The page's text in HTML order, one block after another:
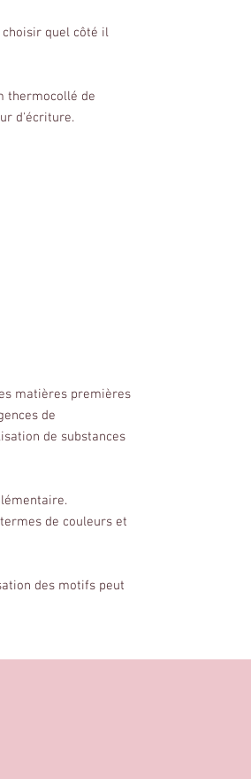
quel côté il
thermocollé de
d'écriture.
matières premières
de
de substances
de couleurs et
des motifs peut